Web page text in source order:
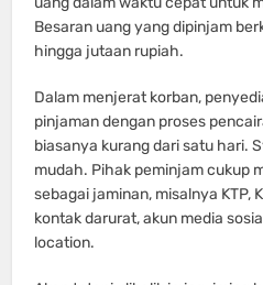
Besaran uang yang dipinjam
hingga jutaan rupiah.
Dalam menjerat korban,
pinjaman dengan proses
biasanya kurang dari satu hari.
mudah. Pihak peminjam cukup
sebagai jaminan, misalnya KTP,
kontak darurat, akun media
location.